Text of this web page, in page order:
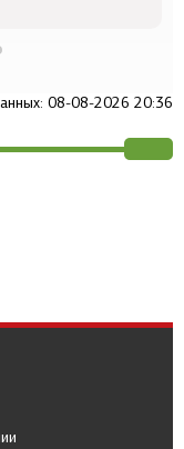
08-08-2026 20:36